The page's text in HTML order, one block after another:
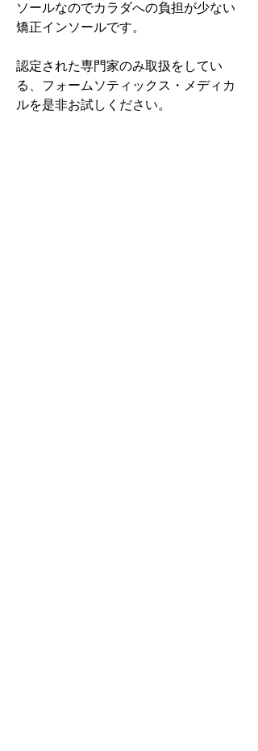
ソールなのでカラダへの負担が少ない
矯正インソールです。
認定された専門家のみ取扱をしてい
る、フォームソティックス・メディカ
ルを是非お試しください。